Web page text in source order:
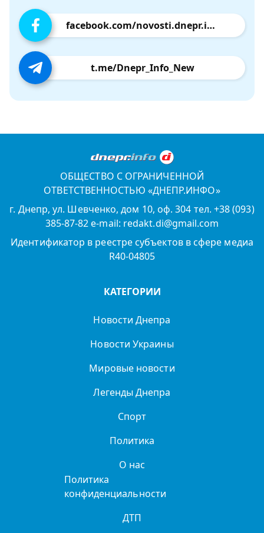
facebook.com/novosti.dnepr.info
t.me/Dnepr_Info_New
ОБЩЕСТВО С ОГРАНИЧЕННОЙ
ОТВЕТСТВЕННОСТЬЮ «ДНЕПР.ИНФО»
г. Днепр, ул. Шевченко, дом 10, оф. 304 тел. +38 (093)
385-87-82 e-mail: redakt.di@gmail.com
Идентификатор в реестре субъектов в сфере медиа
R40-04805
КАТЕГОРИИ
Новости Днепра
Новости Украины
Мировые новости
Легенды Днепра
Спорт
Политика
О нас
Политика
конфиденциальности
ДТП